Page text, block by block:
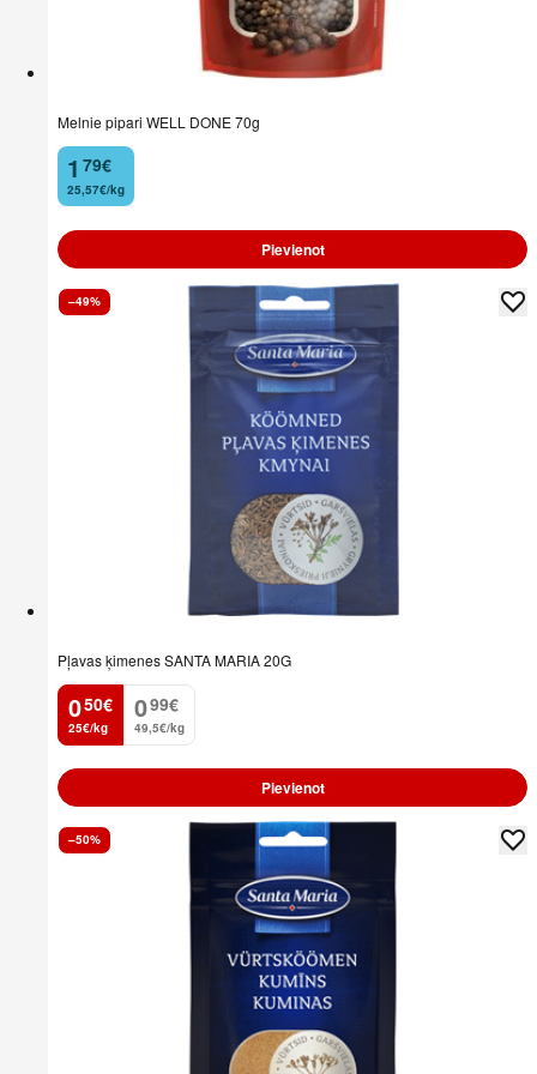
Melnie pipari WELL DONE 70g
1
. 79€
25,57€/kg
Pievienot
–49%
Pļavas ķimenes SANTA MARIA 20G
0
. 50€
25€/kg
0
. 99€
49,5€/kg
Pievienot
–50%